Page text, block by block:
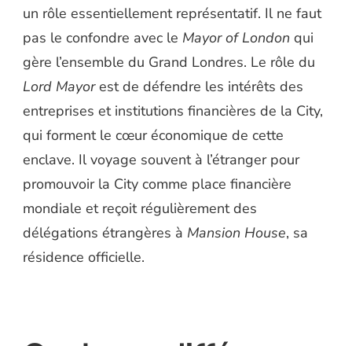
un rôle essentiellement représentatif. Il ne faut
pas le confondre avec le Mayor of London qui
gère l’ensemble du Grand Londres. Le rôle du
Lord Mayorest de défendre les intérêts des
entreprises et institutions financières de la City,
qui forment le cœur économique de cette
enclave. Il voyage souvent à l’étranger pour
promouvoir la City comme place financière
mondiale et reçoit régulièrement des
délégations étrangères à Mansion House, sa
résidence officielle.